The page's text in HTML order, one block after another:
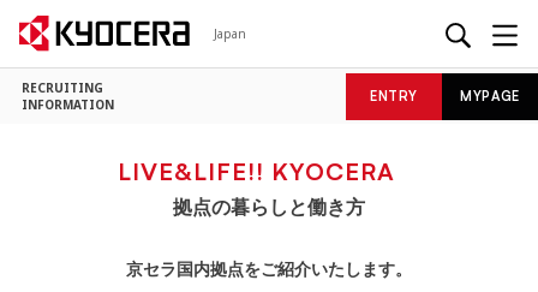
Japan
RECRUITING
INFORMATION
ENTRY MYPAGE
LIVE&LIFE!! KYOCERA
拠点の暮らしと働き方
京セラ国内拠点をご紹介いたします。